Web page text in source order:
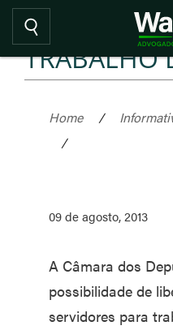
TRABALHO
Home /
/
09 de agosto, 2013
A Câmara dos
possibilidade de
servidores para